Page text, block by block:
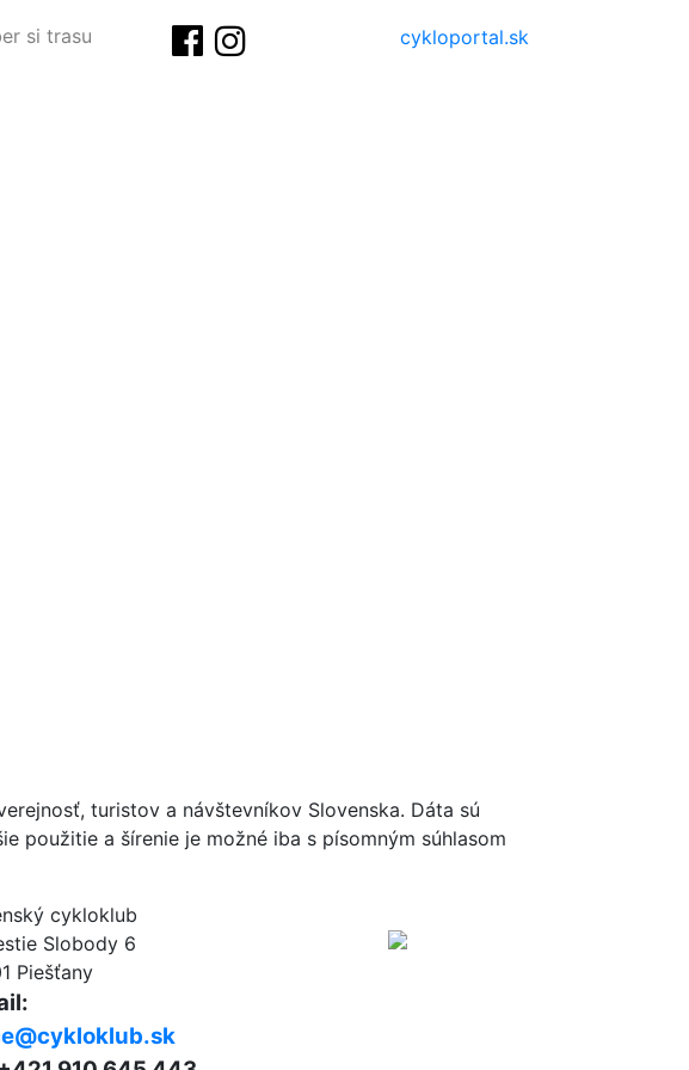
si trasu cykloportal.sk
turistov a návštevníkov Slovenska. Dáta sú
použitie a šírenie je možné iba s písomným súhlasom
cykloklub
Slobody 6
Piešťany